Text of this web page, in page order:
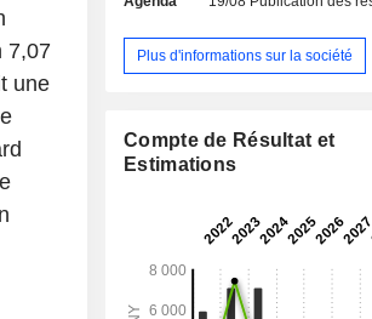
7,07
une
marque Li Du. Le segment
vente de produits de baijiu sous
Xiang Jiao. Le segment Kai
Kou Xiao. Le segment « Autres » se
la fabrication, à la production et à
d’autres marques.
Plus d'informations sur la société
Compte de Résultat et
Estimations